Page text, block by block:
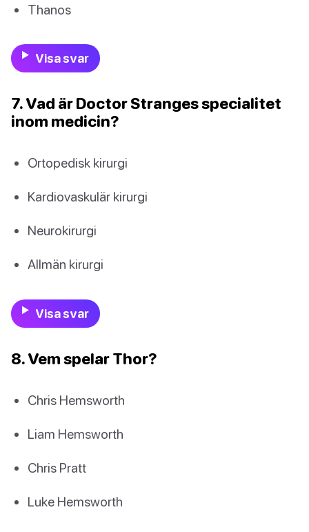
Thanos
Visa svar
7. Vad är Doctor Stranges specialitet
inom medicin?
Ortopedisk kirurgi
Kardiovaskulär kirurgi
Neurokirurgi
Allmän kirurgi
Visa svar
8. Vem spelar Thor?
Chris Hemsworth
Liam Hemsworth
Chris Pratt
Luke Hemsworth